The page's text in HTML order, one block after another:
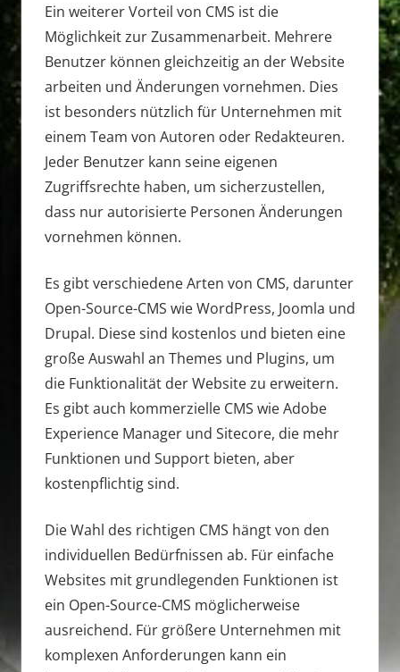
Ein weiterer Vorteil von CMS ist die
Möglichkeit zur Zusammenarbeit. Mehrere
Benutzer können gleichzeitig an der Website
arbeiten und Änderungen vornehmen. Dies
ist besonders nützlich für Unternehmen mit
einem Team von Autoren oder Redakteuren.
Jeder Benutzer kann seine eigenen
Zugriffsrechte haben, um sicherzustellen,
dass nur autorisierte Personen Änderungen
vornehmen können.
Es gibt verschiedene Arten von CMS, darunter
Open-Source-CMS wie WordPress, Joomla und
Drupal. Diese sind kostenlos und bieten eine
große Auswahl an Themes und Plugins, um
die Funktionalität der Website zu erweitern.
Es gibt auch kommerzielle CMS wie Adobe
Experience Manager und Sitecore, die mehr
Funktionen und Support bieten, aber
kostenpflichtig sind.
Die Wahl des richtigen CMS hängt von den
individuellen Bedürfnissen ab. Für einfache
Websites mit grundlegenden Funktionen ist
ein Open-Source-CMS möglicherweise
ausreichend. Für größere Unternehmen mit
komplexen Anforderungen kann ein